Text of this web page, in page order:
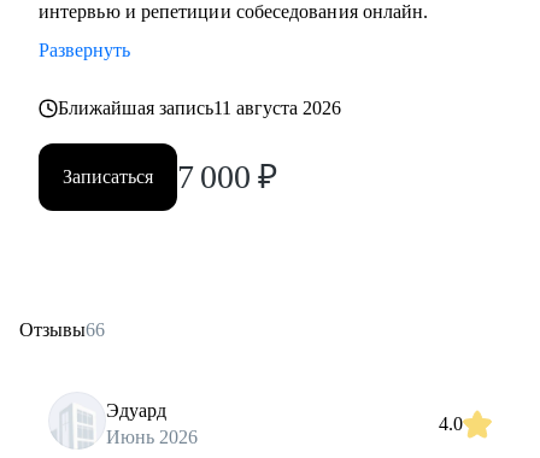
интервью и репетиции собеседования онлайн.
Развернуть
Ближайшая запись11 августа 2026
Записаться 7 000 ₽
Отзывы66
Эдуард
Июнь 2026
4.0